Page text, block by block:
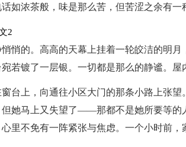
如浓茶般，味是那么苦，但苦涩之余有一
2
悄的。高高的天幕上挂着一轮皎洁的明
若镀了一层银。一切都是那么的静谧。屋
台上，向通往小区大门的那条小路上张
但她马上又失望了——那都不是她所要等的
里不免有一阵紧张与焦虑。一个小时前，